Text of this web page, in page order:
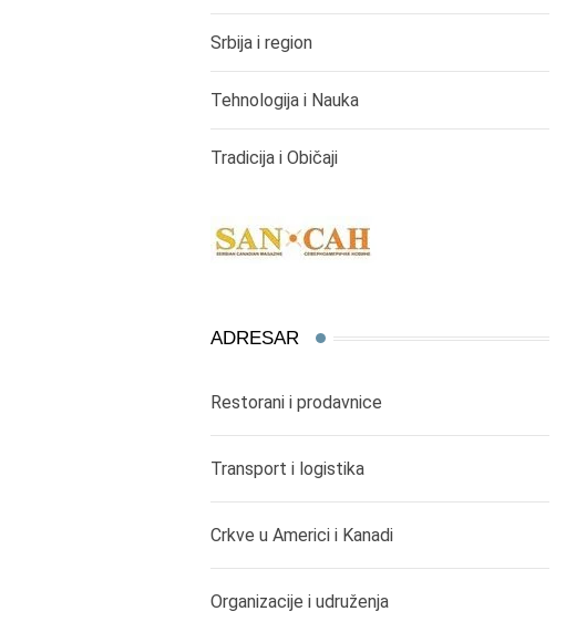
Srbija i region
Tehnologija i Nauka
Tradicija i Običaji
ADRESAR
Restorani i prodavnice
Transport i logistika
Crkve u Americi i Kanadi
Organizacije i udruženja